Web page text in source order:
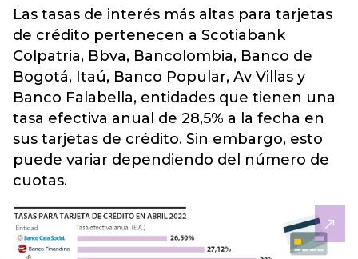
Las tasas de interés más altas para tarjetas
de crédito pertenecen a Scotiabank
Colpatria, Bbva, Bancolombia, Banco de
Bogotá, Itaú, Banco Popular, Av Villas y
Banco Falabella, entidades que tienen una
tasa efectiva anual de 28,5% a la fecha en
sus tarjetas de crédito. Sin embargo, esto
puede variar dependiendo del número de
cuotas.